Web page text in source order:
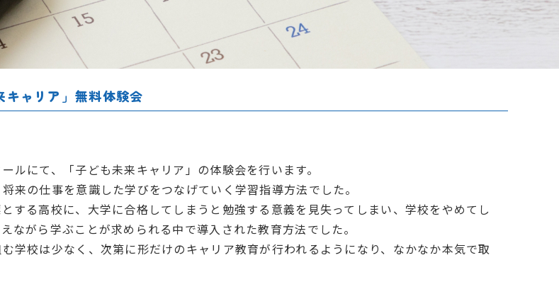
キャリア」無料体験会
にて、「子ども未来キャリア」の体験会を行います。
の仕事を意識した学びをつなげていく学習指導方法でした。
する高校に、大学に合格してしまうと勉強する意義を見失ってしまい、学校をやめてし
がら学ぶことが求められる中で導入された教育方法でした。
学校は少なく、次第に形だけのキャリア教育が行われるようになり、なかなか本気で取